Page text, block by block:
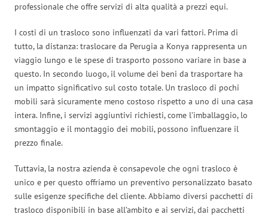
professionale che offre servizi di alta qualità a prezzi equi.
I costi di un trasloco sono influenzati da vari fattori. Prima di
tutto, la distanza: traslocare da Perugia a Konya rappresenta un
viaggio lungo e le spese di trasporto possono variare in base a
questo. In secondo luogo, il volume dei beni da trasportare ha
un impatto significativo sul costo totale. Un trasloco di pochi
mobili sarà sicuramente meno costoso rispetto a uno di una casa
intera. Infine, i servizi aggiuntivi richiesti, come l’imballaggio, lo
smontaggio e il montaggio dei mobili, possono influenzare il
prezzo finale.
Tuttavia, la nostra azienda è consapevole che ogni trasloco è
unico e per questo offriamo un preventivo personalizzato basato
sulle esigenze specifiche del cliente. Abbiamo diversi pacchetti di
trasloco disponibili in base all’ambito e ai servizi, dai pacchetti